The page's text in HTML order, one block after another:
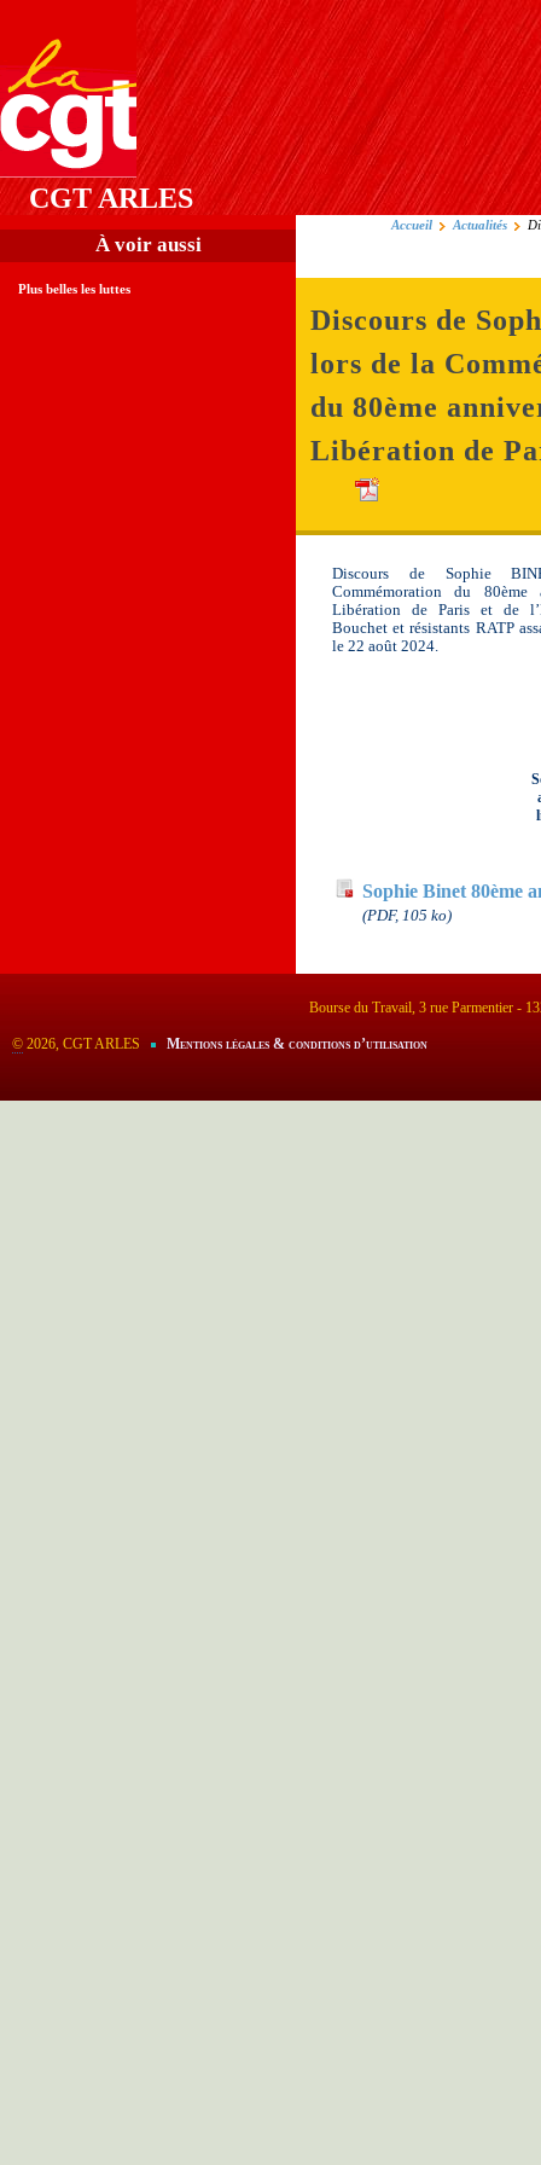
CGT ARLES
Accueil Actualités
Discours de
lors de la
du 80ème
Libération de
Discours de Sophie
Commémoration du
Libération de Paris et de
Bouchet et résistants RATP
le 22 août 2024.
Sophie Binet 80ème
(PDF, 105 ko)
À voir aussi
Plus belles les luttes
Bourse du Travail, 3 rue Parmentier -
© 2026, CGT ARLES Mentions légales & conditions d’utilisation